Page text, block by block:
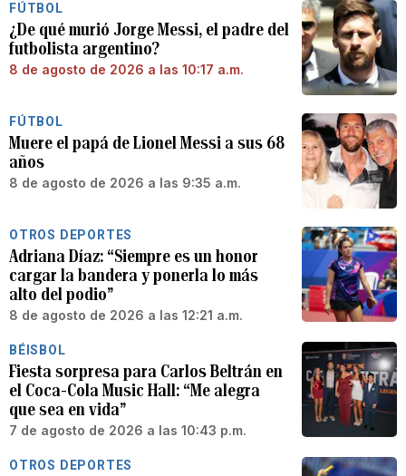
FÚTBOL
¿De qué murió Jorge Messi, el padre del
futbolista argentino?
8 de agosto de 2026 a las 10:17 a.m.
FÚTBOL
Muere el papá de Lionel Messi a sus 68
años
8 de agosto de 2026 a las 9:35 a.m.
OTROS DEPORTES
Adriana Díaz: “Siempre es un honor
cargar la bandera y ponerla lo más
alto del podio”
8 de agosto de 2026 a las 12:21 a.m.
BÉISBOL
Fiesta sorpresa para Carlos Beltrán en
el Coca-Cola Music Hall: “Me alegra
que sea en vida”
7 de agosto de 2026 a las 10:43 p.m.
OTROS DEPORTES